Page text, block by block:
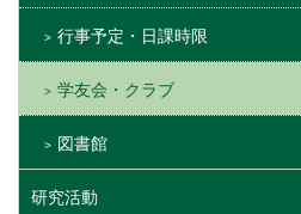
行事予定・日課時限
学友会・クラブ
図書館
研究活動